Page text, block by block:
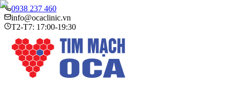
0938 237 460
info@ocaclinic.vn
T2-T7: 17:00-19:30